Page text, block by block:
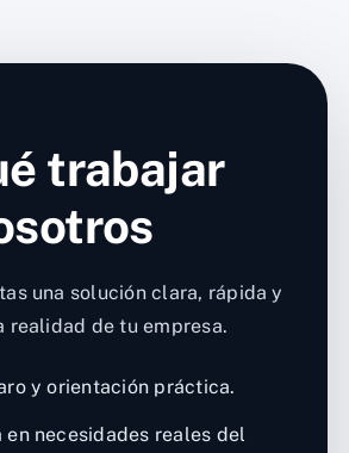
trabajar
una solución clara, rápida y
realidad de tu empresa.
y orientación práctica.
en necesidades reales del